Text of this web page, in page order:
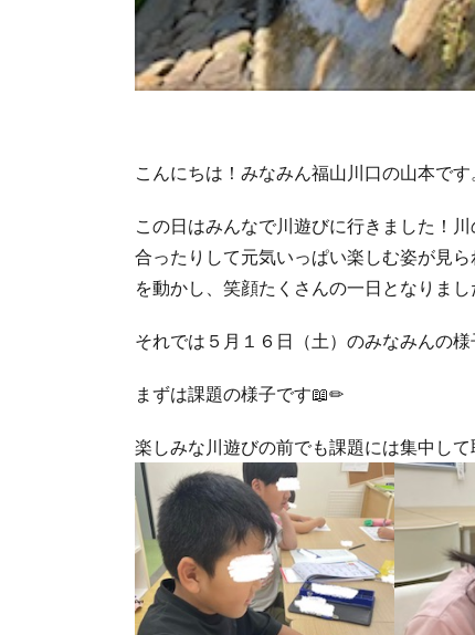
こんにちは！みなみん福山川口の山本です
この日はみんなで川遊びに行きました！
合ったりして元気いっぱい楽しむ姿が見
を動かし、笑顔たくさんの一日となりまし
それでは５月１６日（土）のみなみんの
まずは課題の様子です📖✏
楽しみな川遊びの前でも課題には集中して